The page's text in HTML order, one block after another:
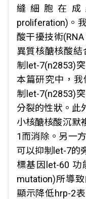
縫細胞在成
proliferation)。
酸干擾技術
異質核醣核酸結
制let-7(n2853)
本篇研究中，
制let-7(n2853)
分裂的性狀。此
小核醣核酸沉默
1而消除。另一
可以抑制let-7的
標基因let-60 功
mutation)所導
顯示降低hrp-2